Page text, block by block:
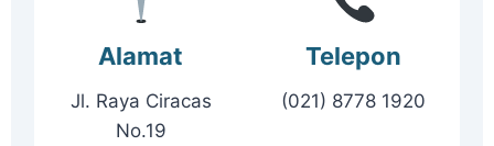
Alamat
Jl. Raya Ciracas
No.19
Telepon
(021) 8778 1920